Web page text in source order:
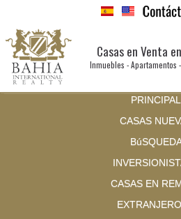
Casas en Venta
Inmuebles - Apartamentos
PRINCIPAL
CASAS
CASAS EN